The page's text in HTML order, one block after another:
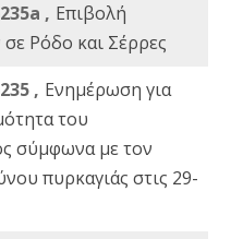
, Eπιβολή
Ρόδο και Σέρρες
, Ενημέρωση για
του
σύμφωνα με τον
πυρκαγιάς στις 29-